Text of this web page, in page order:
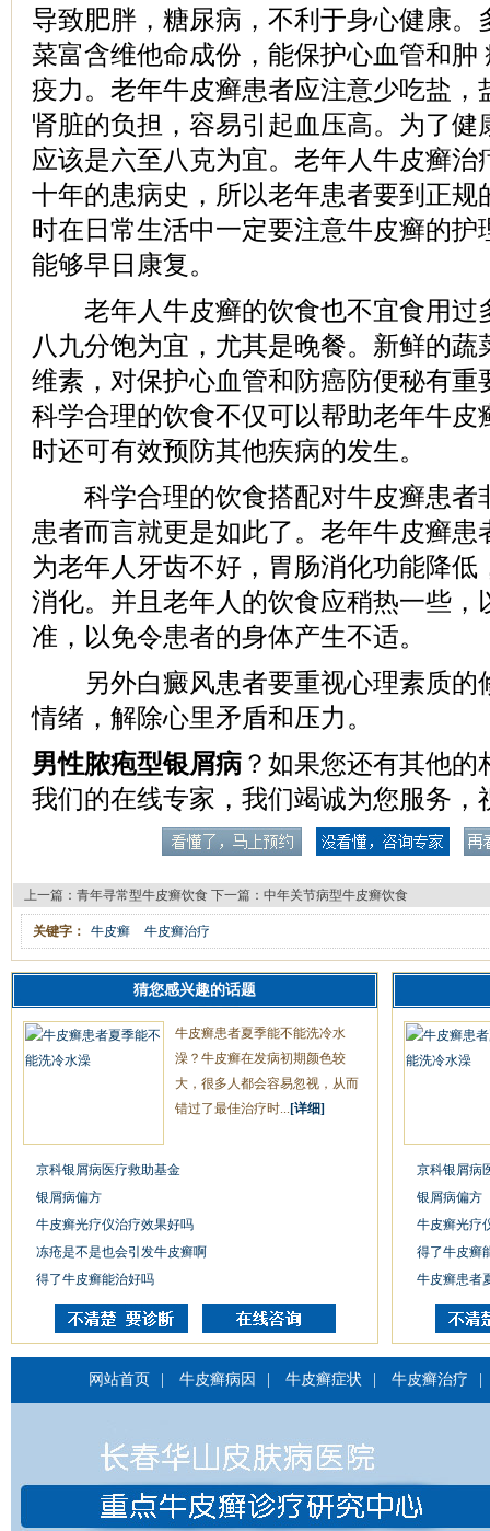
导致肥胖，糖尿病，不利于身心健康。
菜富含维他命成份，能保护心血管和肿
疫力。老年牛皮癣患者应注意少吃盐，
肾脏的负担，容易引起血压高。为了健
应该是六至八克为宜。老年人牛皮癣治
十年的患病史，所以老年患者要到正规
时在日常生活中一定要注意牛皮癣的护
能够早日康复。
老年人牛皮癣的饮食也不宜食用过
八九分饱为宜，尤其是晚餐。新鲜的蔬
维素，对保护心血管和防癌防便秘有重
科学合理的饮食不仅可以帮助老年牛皮
时还可有效预防其他疾病的发生。
科学合理的饮食搭配对牛皮癣患者
患者而言就更是如此了。老年牛皮癣患
为老年人牙齿不好，胃肠消化功能降低
消化。并且老年人的饮食应稍热一些，
准，以免令患者的身体产生不适。
另外白癜风患者要重视心理素质的
情绪，解除心里矛盾和压力。
男性脓疱型银屑病 ？如果您还有其他
我们的在线专家，我们竭诚为您服务，
上一篇： 青年寻常型牛皮癣饮食 下一篇： 中年关节病型牛皮癣饮食
关键字： 牛皮癣 牛皮癣治疗
猜您感兴趣的话题
牛皮癣患者夏季能不能洗冷水
澡？牛皮癣在发病初期颜色较
大，很多人都会容易忽视，从而
错过了最佳治疗时... [详细]
京科银屑病医疗救助基金
银屑病偏方
牛皮癣光疗仪治疗效果好吗
冻疮是不是也会引发牛皮癣啊
得了牛皮癣能治好吗
京科银屑病
银屑病偏方
牛皮癣光疗
得了牛皮癣
牛皮癣患者
网站首页 牛皮癣病因 牛皮癣症状 牛皮癣治疗